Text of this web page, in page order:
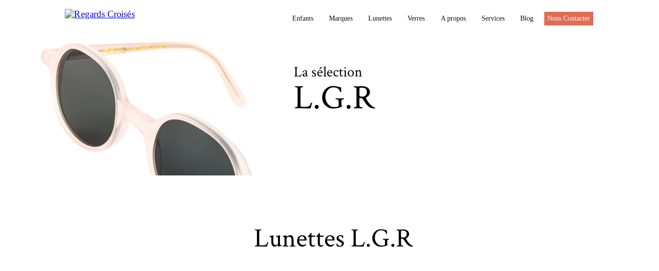
Enfants Marques Lunettes Verres A propos Services Blog Nous Contacter
La sélection
L.G.R
Lunettes L.G.R